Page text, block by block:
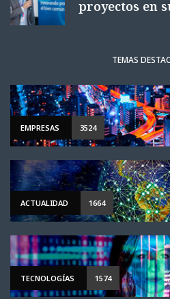
proyectos en
TEMAS
EMPRESAS 3524
ACTUALIDAD 1664
TECNOLOGÍAS 1574